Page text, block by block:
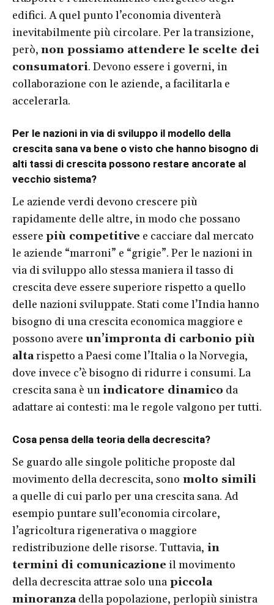
edifici. A quel punto l’economia diventerà
inevitabilmente più circolare. Per la transizione,
però, non possiamo attendere le scelte dei
consumatori. Devono essere i governi, in
collaborazione con le aziende, a facilitarla e
accelerarla.
Per le nazioni in via di sviluppo il modello della
crescita sana va bene o visto che hanno bisogno di
alti tassi di crescita possono restare ancorate al
vecchio sistema?
Le aziende verdi devono crescere più
rapidamente delle altre, in modo che possano
essere più competitive e cacciare dal mercato
le aziende “marroni” e “grigie”. Per le nazioni in
via di sviluppo allo stessa maniera il tasso di
crescita deve essere superiore rispetto a quello
delle nazioni sviluppate. Stati come l’India hanno
bisogno di una crescita economica maggiore e
possono avere un’impronta di carbonio più
altarispetto a Paesi come l’Italia o la Norvegia,
dove invece c’è bisogno di ridurre i consumi. La
crescita sana è unindicatore dinamico da
adattare ai contesti: ma le regole valgono per tutti.
Cosa pensa della teoria della decrescita?
Se guardo alle singole politiche proposte dal
movimento della decrescita, sono molto simili
a quelle di cui parlo per una crescita sana. Ad
esempio puntare sull’economia circolare,
l’agricoltura rigenerativa o maggiore
redistribuzione delle risorse. Tuttavia, in
termini di comunicazione il movimento
della decrescita attrae solo una piccola
minoranzadella popolazione, perlopiù sinistra